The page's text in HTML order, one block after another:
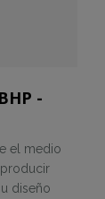
-
el medio
diseño